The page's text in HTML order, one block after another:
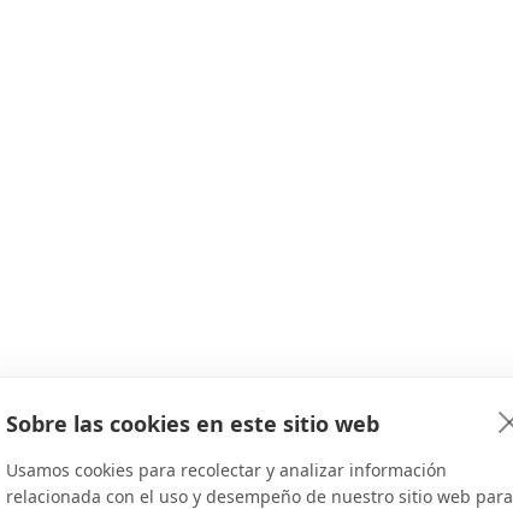
Sobre las cookies en este sitio web
Usamos cookies para recolectar y analizar información
relacionada con el uso y desempeño de nuestro sitio web para